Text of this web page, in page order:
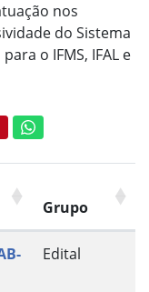
nos
do Sistema
o IFMS, IFAL e
WhatsApp
Grupo
Edital